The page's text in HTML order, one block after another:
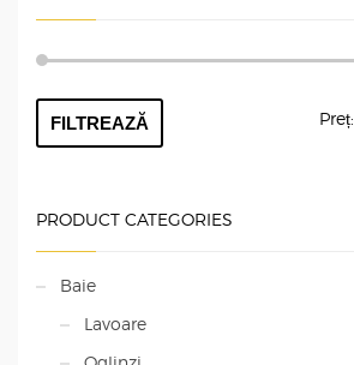
FILTREAZĂ Preț:
PRODUCT CATEGORIES
Baie
Lavoare